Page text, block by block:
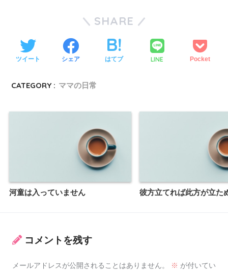
SHARE
ツイート シェア はてブ LINE Pocket
CATEGORY : ママの日常
河童は入っていません 彼方立てれば此方が立た
コメントを残す
メールアドレスが公開されることはありません。 ※ が付いてい